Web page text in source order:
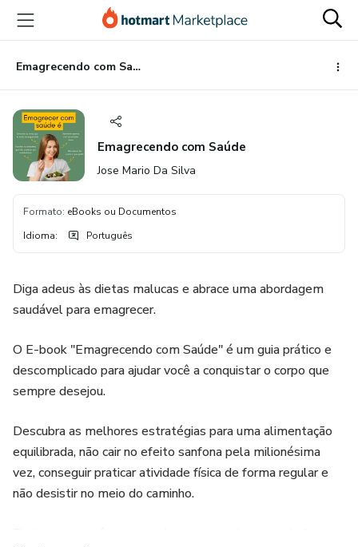
para
conteúdo
principal
para
pagamento
para
rodapé
Emagrecendo com Saúde
Emagrecendo com Saúde
Jose Mario Da Silva
Formato: eBooks ou Documentos
Idioma: Português
Diga adeus às dietas malucas e abrace uma abordagem
saudável para emagrecer.
O E-book "Emagrecendo com Saúde" é um guia prático e
descomplicado para ajudar você a conquistar o corpo que
sempre desejou.
Descubra as melhores estratégias para uma alimentação
equilibrada, não cair no efeito sanfona pela milionésima
vez, conseguir praticar atividade física de forma regular e
não desistir no meio do caminho.